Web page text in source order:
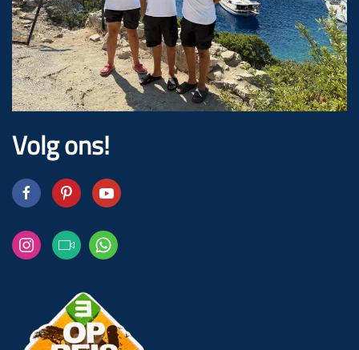
Volg ons!